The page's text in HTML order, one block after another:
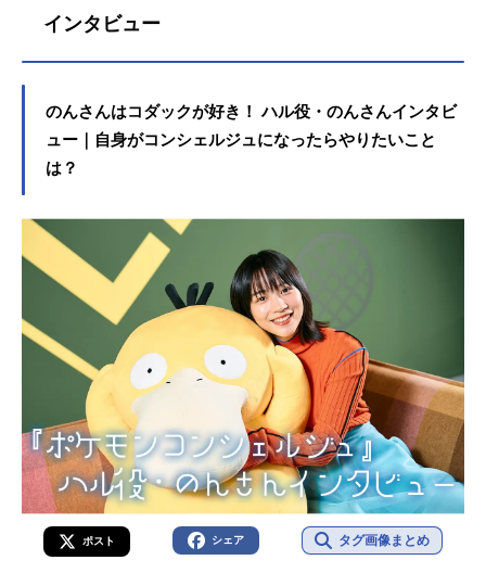
インタビュー
のんさんはコダックが好き！ ハル役・のんさんインタビ
ュー｜自身がコンシェルジュになったらやりたいこと
は？
ポスト シェア タグ画像まとめ